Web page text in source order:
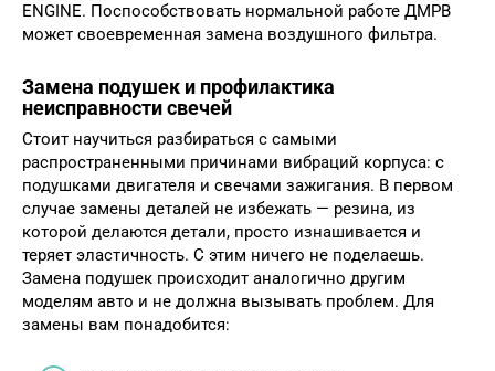
ENGINE. Поспособствовать нормальной работе ДМРВ
может своевременная замена воздушного фильтра.
Замена подушек и профилактика
неисправности свечей
Стоит научиться разбираться с самыми
распространенными причинами вибраций корпуса: с
подушками двигателя и свечами зажигания. В первом
случае замены деталей не избежать — резина, из
которой делаются детали, просто изнашивается и
теряет эластичность. С этим ничего не поделаешь.
Замена подушек происходит аналогично другим
моделям авто и не должна вызывать проблем. Для
замены вам понадобится: